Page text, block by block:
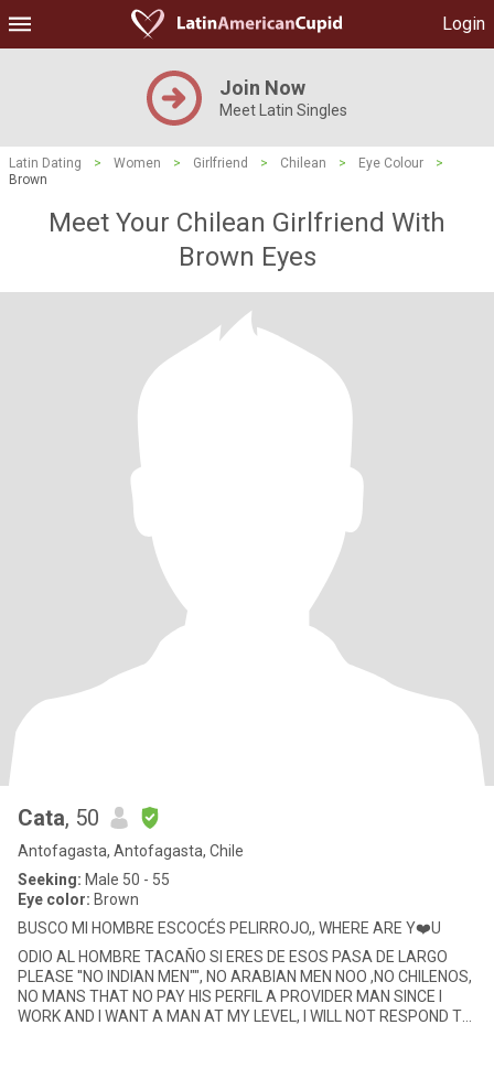
Login
Join Now
Meet Latin Singles
Latin Dating > Women > Girlfriend > Chilean > Eye Colour
>
Brown
Meet Your Chilean Girlfriend With
Brown Eyes
Cata, 50
Antofagasta, Antofagasta, Chile
Seeking: Male 50 - 55
Eye color: Brown
BUSCO MI HOMBRE ESCOCÉS PELIRROJO,, WHERE ARE Y❤️U
ODIO AL HOMBRE TACAÑO SI ERES DE ESOS PASA DE LARGO
PLEASE ''NO INDIAN MEN"", NO ARABIAN MEN NOO ,NO CHILENOS,
NO MANS THAT NO PAY HIS PERFIL A PROVIDER MAN SINCE I
WORK AND I WANT A MAN AT MY LEVEL, I WILL NOT RESPOND TO